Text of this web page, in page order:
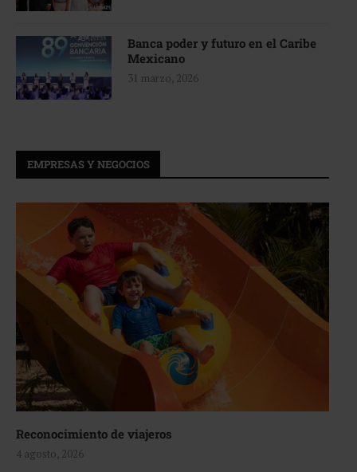
Banca poder y futuro en el Caribe
Mexicano
31 marzo, 2026
EMPRESAS Y NEGOCIOS
Reconocimiento de viajeros
4 agosto, 2026